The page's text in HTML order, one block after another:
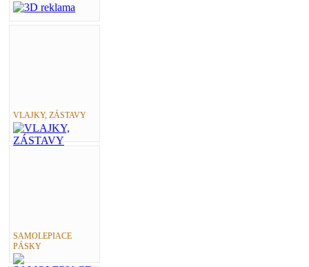
VLAJKY, ZÁSTAVY
SAMOLEPIACE
PÁSKY